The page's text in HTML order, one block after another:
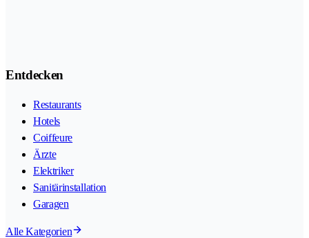
Entdecken
Restaurants
Hotels
Coiffeure
Ärzte
Elektriker
Sanitärinstallation
Garagen
Alle Kategorien